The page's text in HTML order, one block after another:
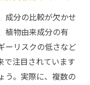
成分の比較が欠かせ
植物由来成分の有
ーリスクの低さなど
で注目されています
う。実際に、複数の